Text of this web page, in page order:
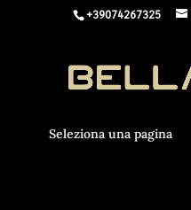
+39074267325
Seleziona una pagina